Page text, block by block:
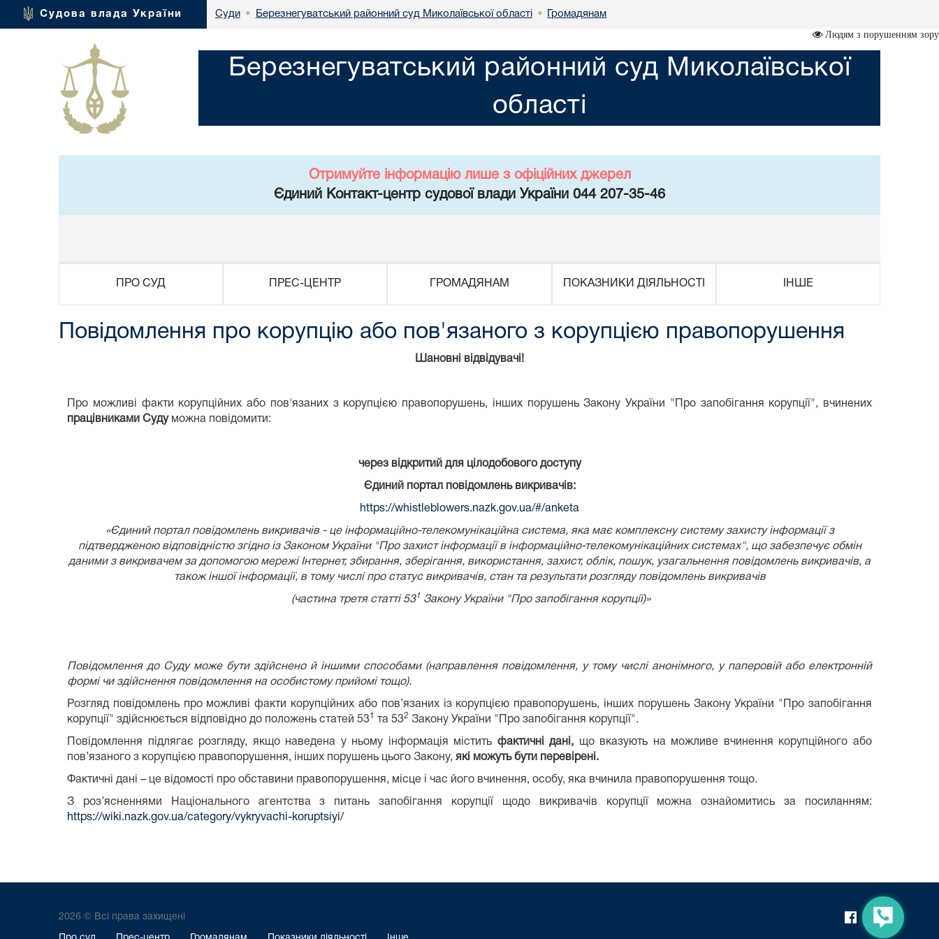
Судова влада України Суди • Березнегуватський районний суд Миколаївської області • Громадянам
Людям з порушенням зору
Березнегуватський районний суд Миколаївської
області
Отримуйте інформацію лише з офіційних джерел
Єдиний Контакт-центр судової влади України 044 207-35-46
ПРО СУД ПРЕС-ЦЕНТР ГРОМАДЯНАМ ПОКАЗНИКИ ДІЯЛЬНОСТІ ІНШЕ
Повідомлення про корупцію або пов'язаного з корупцією правопорушення
Шановні відвідувачі!
Про можливі факти корупційних або пов'язаних з корупцією правопорушень, інших порушень Закону України "Про запобігання корупції", вчинених
працівниками Судуможна повідомити:
через відкритий для цілодобового доступу
Єдиний портал повідомлень викривачів:
https://whistleblowers.nazk.gov.ua/#/anketa
«Єдиний портал повідомлень викривачів - це інформаційно-телекомунікаційна система, яка має комплексну систему захисту інформації з
підтвердженою відповідністю згідно із Законом України"Про захист інформації в інформаційно-телекомунікаційних системах", що забезпечує обмін
даними з викривачем за допомогою мережі Інтернет, збирання, зберігання, використання, захист, облік, пошук, узагальнення повідомлень викривачів, а
також іншої інформації, в тому числі про статус викривачів, стан та результати розгляду повідомлень викривачів
(частина третя статті 531 Закону України "Про запобігання корупції)»
Повідомлення до Суду може бути здійснено й іншими способами (направлення повідомлення, у тому числі анонімного, у паперовій або електронній
формі чи здійснення повідомлення на особистому прийомі тощо).
Розгляд повідомлень про можливі факти корупційних або пов’язаних із корупцією правопорушень, інших порушень Закону України "Про запобігання
корупції" здійснюється відповідно до положень статей 531 та 532 Закону України "Про запобігання корупції".
Повідомлення підлягає розгляду, якщо наведена у ньому інформація містить фактичні дані, що вказують на можливе вчинення корупційного або
пов’язаного з корупцією правопорушення, інших порушень цього Закону, які можуть бути перевірені.
Фактичні дані – це відомості про обставини правопорушення, місце і час його вчинення, особу, яка вчинила правопорушення тощо.
З роз’ясненнями Національного агентства з питань запобігання корупції щодо викривачів корупції можна ознайомитись за посиланням:
https://wiki.nazk.gov.ua/category/vykryvachi-koruptsiyi/
2026 © Всі права захищені